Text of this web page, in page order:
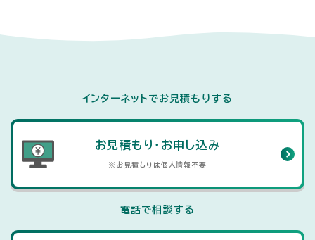
インターネットでお見積もりする
お見積もり・お申し込み
※お見積もりは個人情報不要
電話で相談する